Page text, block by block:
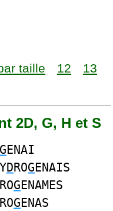
taille 12
13
2D, G, H et S
GENAI
YDROGENAIS
ROGENAMES
ROGENAS